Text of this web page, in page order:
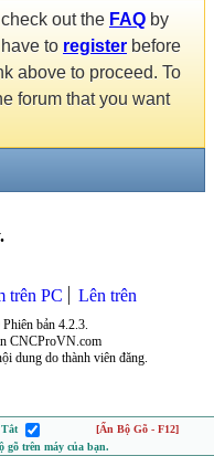
out the FAQ by
to register before
above to proceed. To
forum that you want
trên PC Lên trên
bản 4.2.3.
CNCProVN.com
dung do thành viên đăng.
Tắt
[Ẩn Bộ Gõ - F12]
gõ trên máy của bạn.